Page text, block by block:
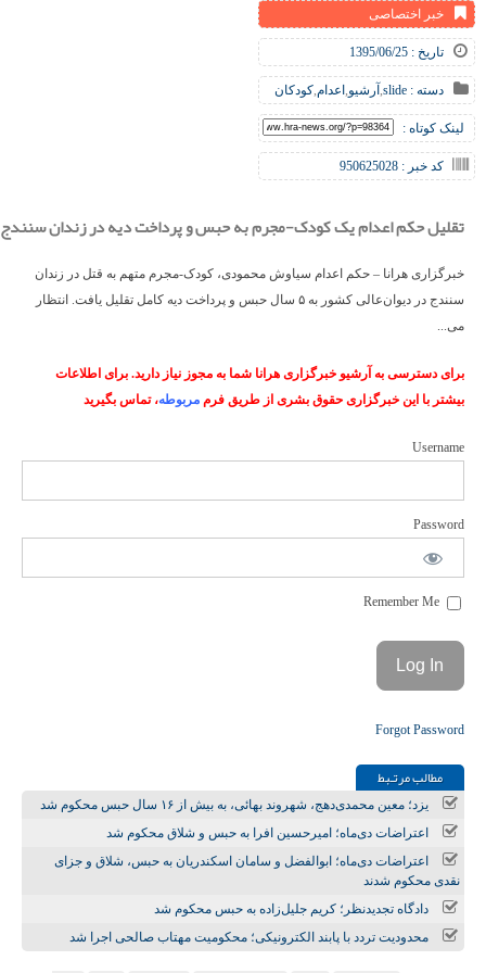
خبر اختصاصی
تاریخ : 1395/06/25
دسته : slide
,آرشیو,اعدام,کودکان
لینک کوتاه :
کد خبر : 950625028
تقلیل حکم اعدام یک کودک-مجرم به حبس و پرداخت دیه در زندان سنندج
خبرگزاری هرانا – حکم اعدام سیاوش محمودی، کودک-مجرم متهم به قتل در زندان
سنندج در دیوان‌عالی کشور به ۵ سال حبس و پرداخت دیه کامل تقلیل یافت. انتظار
می‌...
برای دسترسی به آرشیو خبرگزاری هرانا شما به مجوز نیاز دارید. برای اطلاعات
بیشتر با این خبرگزاری حقوق بشری از طریق فرم مربوطه، تماس بگیرید
Username
Password
Forgot Password
مطالب مرتـبط
یزد؛ معین محمدی‌دهج، شهروند بهائی، به بیش از ۱۶ سال حبس محکوم شد
اعتراضات دی‌ماه؛ امیرحسین افرا به حبس و شلاق محکوم شد
اعتراضات دی‌ماه؛ ابوالفضل و سامان اسکندریان به حبس، شلاق و جزای
نقدی محکوم شدند
دادگاه تجدیدنظر؛ کریم جلیل‌زاده به حبس محکوم شد
محدودیت تردد با پابند الکترونیکی؛ محکومیت مهتاب صالحی اجرا شد